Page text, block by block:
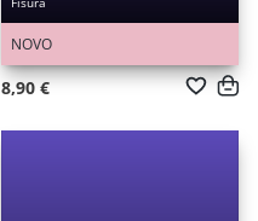
NOVO
8,90 €